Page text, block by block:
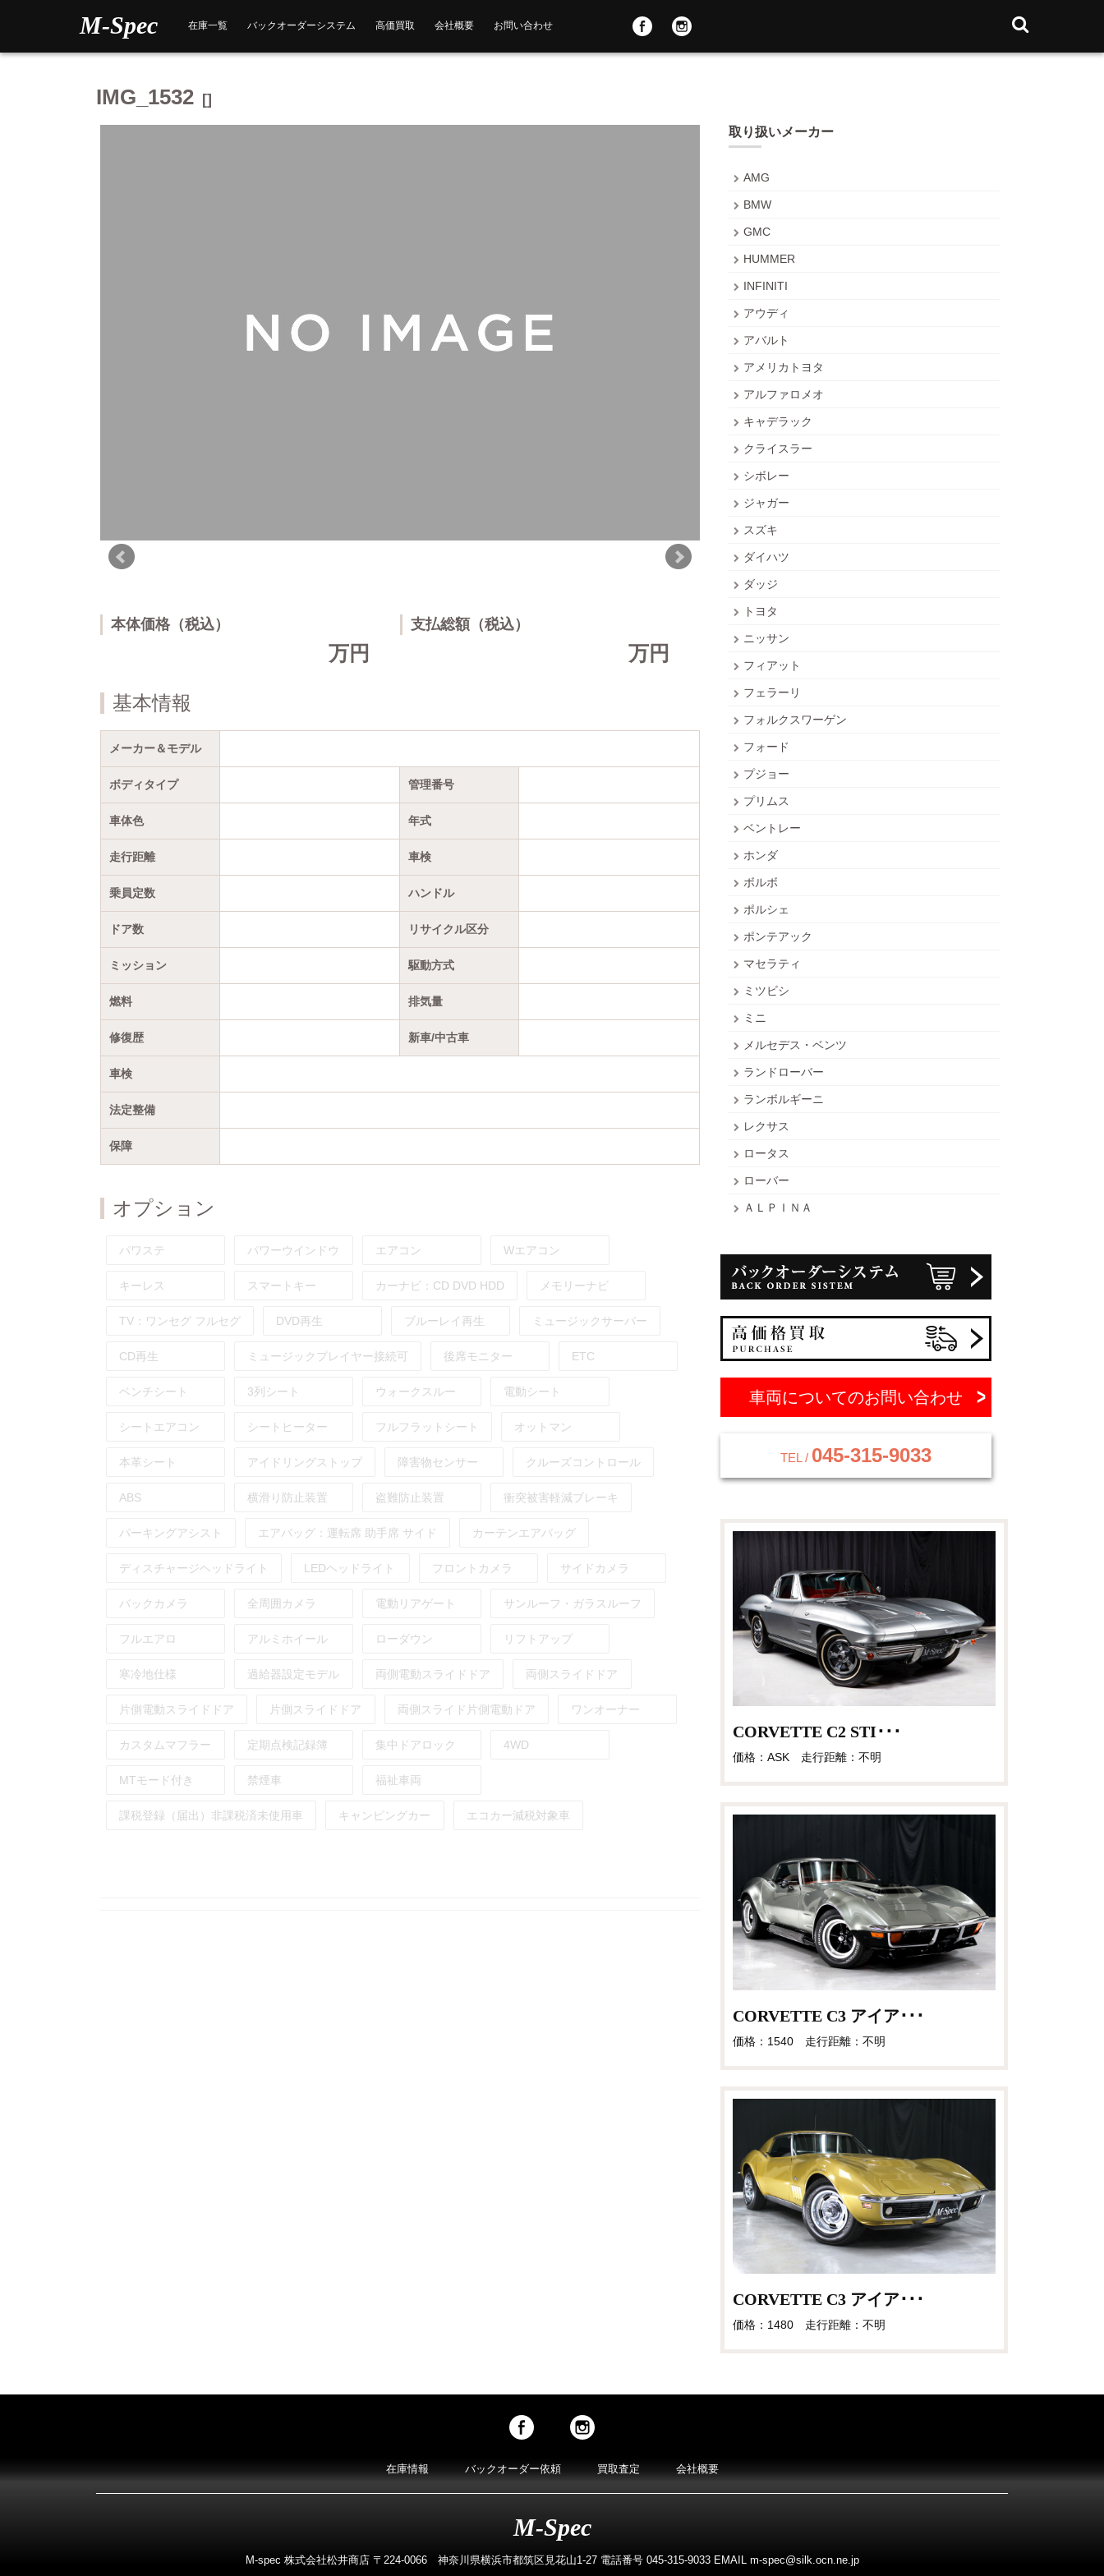
M-Spec 在庫一覧 バックオーダーシステム 高価買取 会社概要 お問い合わせ
IMG_1532 []
本体価格（税込）
万円
支払総額（税込）
万円
基本情報
メーカー＆モデル
ボディタイプ 管理番号
車体色 年式
走行距離 車検
乗員定数 ハンドル
ドア数 リサイクル区分
ミッション 駆動方式
燃料 排気量
修復歴 新車/中古車
車検
法定整備
保障
オプション
パワステ パワーウインドウ エアコン Wエアコン
キーレス スマートキー カーナビ： CD DVD HDD メモリーナビ
TV： ワンセグ フルセグ DVD再生 ブルーレイ再生 ミュージックサーバー
CD再生 ミュージックプレイヤー接続可 後席モニター ETC
ベンチシート 3列シート ウォークスルー 電動シート
シートエアコン シートヒーター フルフラットシート オットマン
本革シート アイドリングストップ 障害物センサー クルーズコントロール
ABS 横滑り防止装置 盗難防止装置 衝突被害軽減ブレーキ
パーキングアシスト エアバッグ： 運転席 助手席 サイド カーテンエアバッグ
ディスチャージヘッドライト LEDヘッドライト フロントカメラ サイドカメラ
バックカメラ 全周囲カメラ 電動リアゲート サンルーフ・ガラスルーフ
フルエアロ アルミホイール ローダウン リフトアップ
寒冷地仕様 過給器設定モデル 両側電動スライドドア 両側スライドドア
片側電動スライドドア 片側スライドドア 両側スライド片側電動ドア ワンオーナー
カスタムマフラー 定期点検記録簿 集中ドアロック 4WD
MTモード付き 禁煙車 福祉車両
課税登録（届出）非課税済未使用車 キャンピングカー エコカー減税対象車
取り扱いメーカー
AMG
BMW
GMC
HUMMER
INFINITI
アウディ
アバルト
アメリカトヨタ
アルファロメオ
キャデラック
クライスラー
シボレー
ジャガー
スズキ
ダイハツ
ダッジ
トヨタ
ニッサン
フィアット
フェラーリ
フォルクスワーゲン
フォード
プジョー
プリムス
ベントレー
ホンダ
ボルボ
ポルシェ
ポンテアック
マセラティ
ミツビシ
ミニ
メルセデス・ベンツ
ランドローバー
ランボルギーニ
レクサス
ロータス
ローバー
ＡＬＰＩＮＡ
車両についてのお問い合わせ
TEL / 045-315-9033
CORVETTE C2 STI･･･
価格：ASK 走行距離：不明
CORVETTE C3 アイア･･･
価格：1540 走行距離：不明
CORVETTE C3 アイア･･･
価格：1480 走行距離：不明
在庫情報 バックオーダー依頼 買取査定 会社概要
M-Spec
M-spec 株式会社松井商店 〒224-0066 神奈川県横浜市都筑区見花山1-27 電話番号 045-315-9033 EMAIL m-spec@silk.ocn.ne.jp